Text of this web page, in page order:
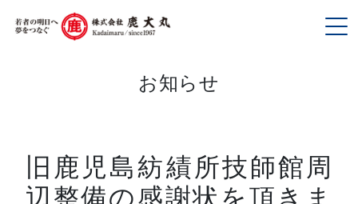
お知らせ
旧鹿児島紡績所技師館周
辺整備の感謝状を頂きま